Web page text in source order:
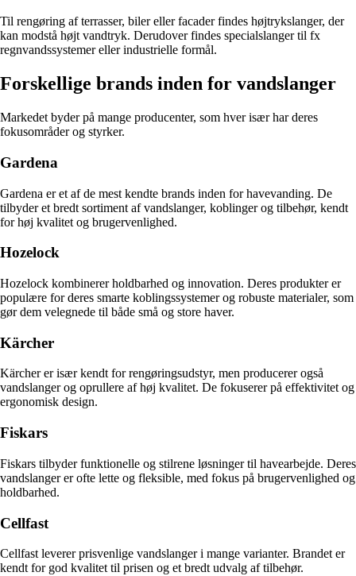
Til rengøring af terrasser, biler eller facader findes højtrykslanger, der
kan modstå højt vandtryk. Derudover findes specialslanger til fx
regnvandssystemer eller industrielle formål.
Forskellige brands inden for vandslanger
Markedet byder på mange producenter, som hver især har deres
fokusområder og styrker.
Gardena
Gardena er et af de mest kendte brands inden for havevanding. De
tilbyder et bredt sortiment af vandslanger, koblinger og tilbehør, kendt
for høj kvalitet og brugervenlighed.
Hozelock
Hozelock kombinerer holdbarhed og innovation. Deres produkter er
populære for deres smarte koblingssystemer og robuste materialer, som
gør dem velegnede til både små og store haver.
Kärcher
Kärcher er især kendt for rengøringsudstyr, men producerer også
vandslanger og oprullere af høj kvalitet. De fokuserer på effektivitet og
ergonomisk design.
Fiskars
Fiskars tilbyder funktionelle og stilrene løsninger til havearbejde. Deres
vandslanger er ofte lette og fleksible, med fokus på brugervenlighed og
holdbarhed.
Cellfast
Cellfast leverer prisvenlige vandslanger i mange varianter. Brandet er
kendt for god kvalitet til prisen og et bredt udvalg af tilbehør.